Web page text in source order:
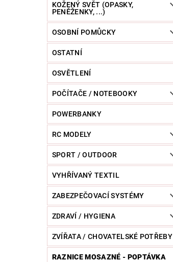
KOŽENÝ SVĚT (OPASKY,
PENĚŽENKY, ...)
OSOBNÍ POMŮCKY
OSTATNÍ
OSVĚTLENÍ
POČÍTAČE / NOTEBOOKY
POWERBANKY
RC MODELY
SPORT / OUTDOOR
VYHŘÍVANÝ TEXTIL
ZABEZPEČOVACÍ SYSTÉMY
ZDRAVÍ / HYGIENA
ZVÍŘATA / CHOVATELSKÉ POTŘEBY
RAZNICE MOSAZNÉ - POPTÁVKA